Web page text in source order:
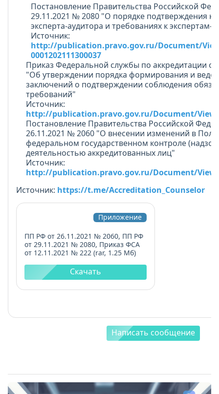
Постановление Правительства Российской
29.11.2021 № 2080 "О порядке подтверждения
эксперта-аудитора и требованиях к экспертам-
Источник:
http://publication.pravo.gov.ru/Document/
0001202111300037
Приказ Федеральной службы по аккредитации
"Об утверждении порядка формирования и
заключений о подтверждении соблюдения
требований"
Источник:
http://publication.pravo.gov.ru/Document/View/
Постановление Правительства Российской
26.11.2021 № 2060 "О внесении изменений в
федеральном государственном контроле
деятельностью аккредитованных лиц"
Источник:
http://publication.pravo.gov.ru/Document/View/
Источник: https://t.me/Accreditation_Counselor
Приложение
ПП РФ от 26.11.2021 № 2060, ПП РФ
от 29.11.2021 № 2080, Приказ ФСА
от 12.11.2021 № 222 (rar, 1.25 Мб)
Скачать
Написать сообщение